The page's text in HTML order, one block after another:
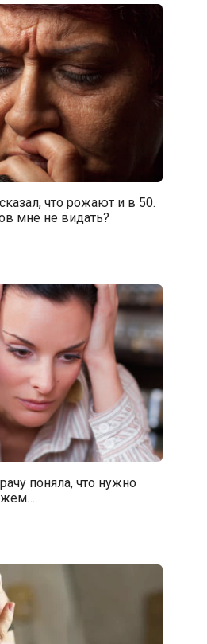
что рожают и в 50.
мне не видать?
поняла, что нужно